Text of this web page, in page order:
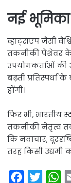
नई भूमिका
व्हाट्सएप जैसी
तकनीकी पेशेवर के
उपयोगकर्ताओं
बढ़ती
होंगी।
फिर भी, भारतीय
तकनीकी नेतृत्व
कि नवाचार,
तरह किसी उद्यमी
W